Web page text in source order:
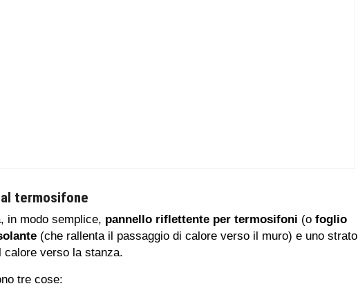
termosifone
in modo semplice, pannello riflettente per termosifoni (o foglio
(che rallenta il passaggio di calore verso il muro) e uno strato
calore verso la stanza.
tre cose: